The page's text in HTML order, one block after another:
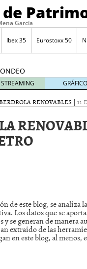
García
Ibex 35 Eurostoxx 50
LA
y vender divisas con
DIARIO IBEX35.
Se constata
28, 2013
sobre IBEX35.
RENOVABLES | 11
de este blog, se analiza
Los datos que se
y se generan de manera
extraido de las
en este blog, al menos,